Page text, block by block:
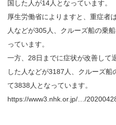
国した人が14人となっています。
厚生労働省によりますと、重症者
人などが305人、クルーズ船の乗
っています。
一方、28日までに症状が改善して
した人などが3187人、クルーズ
て3838人となっています。
https://www3.nhk.or.jp/…/